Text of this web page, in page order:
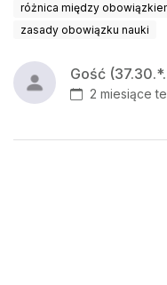
różnica między
zasady obowiązku nauki
Gość
2 miesiące